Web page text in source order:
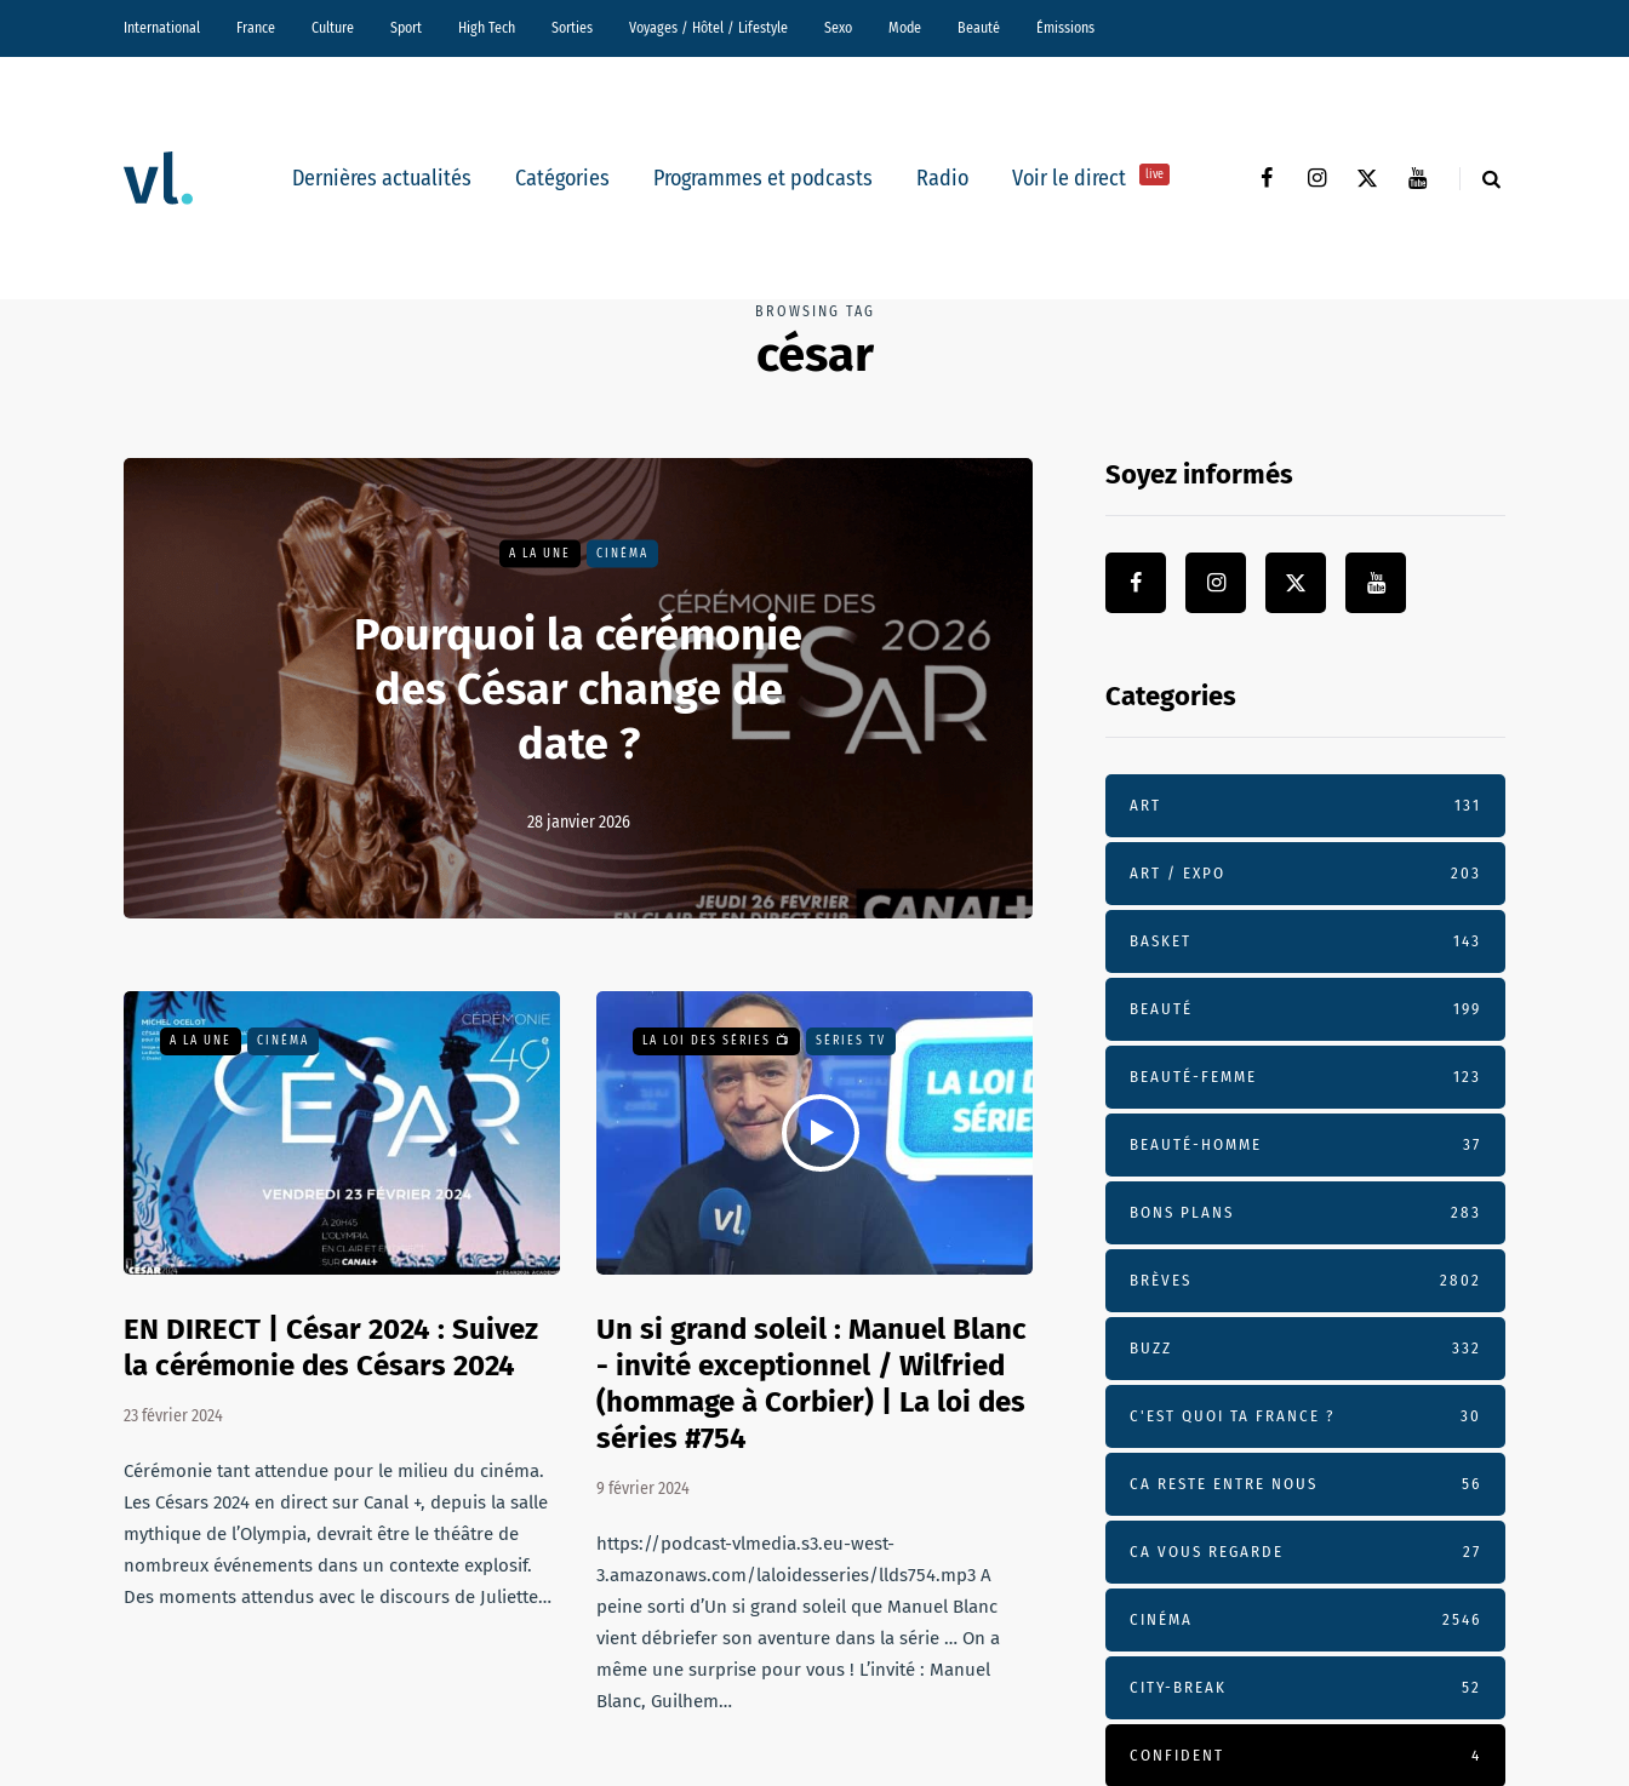
International France Culture Sport High Tech Sorties Voyages / Hôtel / Lifestyle Sexo Mode Beauté Émissions
Dernières actualités Catégories Programmes et podcasts Radio Voir le direct live
BROWSING TAG
césar
A LA UNE CINÉMA
Pourquoi la cérémonie
des César change de
date ?
28 janvier 2026
A LA UNE CINÉMA
EN DIRECT | César 2024 : Suivez
la cérémonie des Césars 2024
23 février 2024
Cérémonie tant attendue pour le milieu du cinéma.
Les Césars 2024 en direct sur Canal +, depuis la salle
mythique de l’Olympia, devrait être le théâtre de
nombreux événements dans un contexte explosif.
Des moments attendus avec le discours de Juliette…
LA LOI DES SÉRIES 📺 SÉRIES TV
Un si grand soleil : Manuel Blanc
- invité exceptionnel / Wilfried
(hommage à Corbier) | La loi des
séries #754
9 février 2024
https://podcast-vlmedia.s3.eu-west-
3.amazonaws.com/laloidesseries/llds754.mp3 A
peine sorti d’Un si grand soleil que Manuel Blanc
vient débriefer son aventure dans la série … On a
même une surprise pour vous ! L’invité : Manuel
Blanc, Guilhem…
Soyez informés
Categories
ART 131
ART / EXPO 203
BASKET 143
BEAUTÉ 199
BEAUTÉ-FEMME 123
BEAUTÉ-HOMME 37
BONS PLANS 283
BRÈVES 2802
BUZZ 332
C'EST QUOI TA FRANCE ? 30
CA RESTE ENTRE NOUS 56
CA VOUS REGARDE 27
CINÉMA 2546
CITY-BREAK 52
CONFIDENT 4